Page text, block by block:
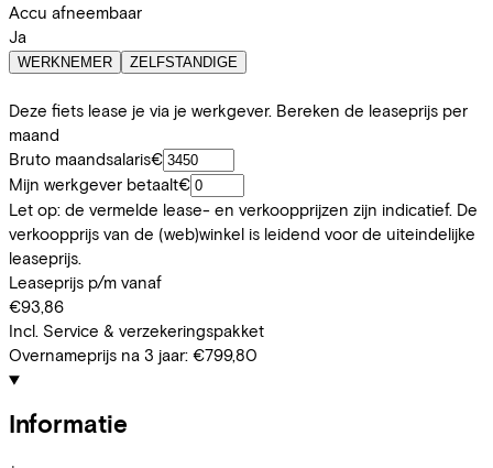
Accu afneembaar
Ja
WERKNEMER ZELFSTANDIGE
Deze fiets lease je via je werkgever. Bereken de leaseprijs per
maand
Bruto maandsalaris€
Mijn werkgever betaalt€
Let op: de vermelde lease- en verkoopprijzen zijn indicatief. De
verkoopprijs van de (web)winkel is leidend voor de uiteindelijke
leaseprijs.
Leaseprijs p/m vanaf
€93,86
Incl. Service & verzekeringspakket
Overnameprijs na 3 jaar: €799,80
Informatie